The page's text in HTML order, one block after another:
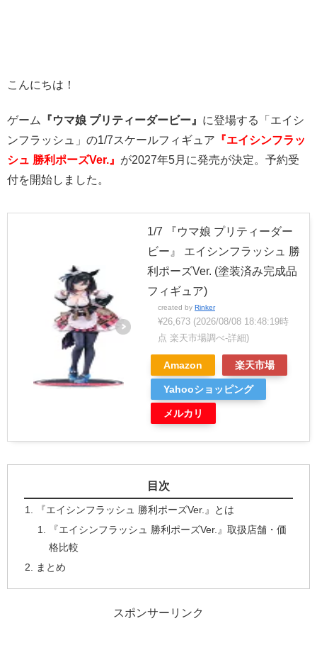
こんにちは！
ゲーム 『ウマ娘 プリティーダービー』 に登場する「エイシ
ンフラッシュ」の1/7スケールフィギュア 『エイシンフラッ
シュ 勝利ポーズVer.』 が2027年5月に発売が決定。予約受
付を開始しました。
1/7 『ウマ娘 プリティーダー
ビー』 エイシンフラッシュ 勝
利ポーズVer. (塗装済み完成品
フィギュア)
created by Rinker
¥26,673 (2026/08/08 18:48:19時
点 楽天市場調べ-詳細)
Amazon 楽天市場
Yahooショッピング
メルカリ
目次
『エイシンフラッシュ 勝利ポーズVer.』とは
『エイシンフラッシュ 勝利ポーズVer.』取扱店舗・価
格比較
まとめ
スポンサーリンク